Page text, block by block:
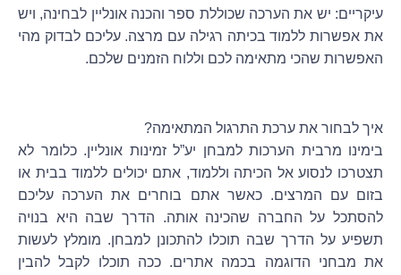
עיקריים: יש את הערכה שכוללת ספר והכנה אונליין לבחינה, ויש
את אפשרות ללמוד בכיתה רגילה עם מרצה. עליכם לבדוק מהי
האפשרות שהכי מתאימה לכם וללוח הזמנים שלכם.
איך לבחור את ערכת התרגול המתאימה?
בימינו מרבית הערכות למבחן יע”ל זמינות אונליין. כלומר לא
תצטרכו לנסוע אל הכיתה וללמוד, אתם יכולים ללמוד בבית או
בזום עם המרצים. כאשר אתם בוחרים את הערכה עליכם
להסתכל על החברה שהכינה אותה. הדרך שבה היא בנויה
תשפיע על הדרך שבה תוכלו להתכונן למבחן. מומלץ לעשות
את מבחני הדוגמה בכמה אתרים. ככה תוכלו לקבל להבין